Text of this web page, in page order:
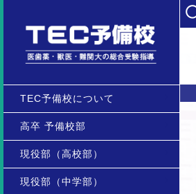
TEC予備校について
高卒 予備校部
現役部（高校部）
現役部（中学部）